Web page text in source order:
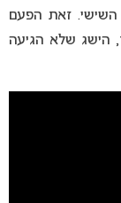
השישי. זאת הפעם
הישג שלא הגיעה